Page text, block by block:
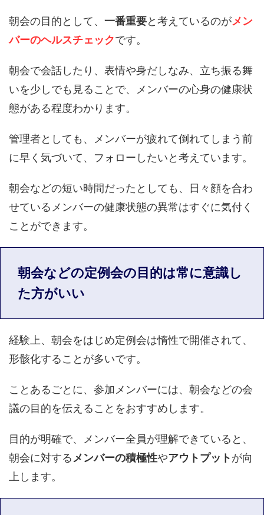
朝会の目的として、 一番重要と考えているのがメン
バーのヘルスチェックです。
朝会で会話したり、表情や身だしなみ、立ち振る舞
いを少しでも見ることで、メンバーの心身の健康状
態がある程度わかります。
管理者としても、メンバーが疲れて倒れてしまう前
に早く気づいて、フォローしたいと考えています。
朝会などの短い時間だったとしても、日々顔を合わ
せているメンバーの健康状態の異常はすぐに気付く
ことができます。
朝会などの定例会の目的は常に意識し
た方がいい
経験上、朝会をはじめ定例会は惰性で開催されて、
形骸化することが多いです。
ことあるごとに、参加メンバーには、朝会などの会
議の目的を伝えることをおすすめします。
目的が明確で、メンバー全員が理解できていると、
朝会に対する メンバーの積極性やアウトプットが向
上します。